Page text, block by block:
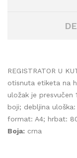
REGISTRATOR U
otisnuta etiketa na
uložak je presvučen
boji; debljina
format: A4; hrbat:
Boja: crna